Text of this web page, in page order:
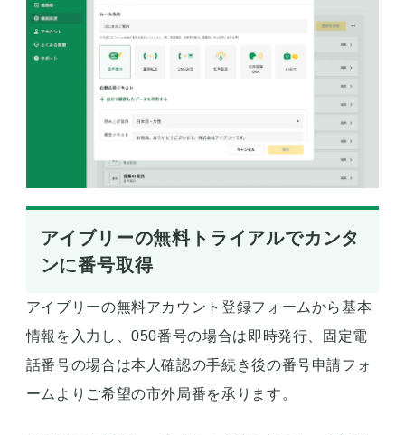
アイブリーの無料トライアルでカンタ
ンに番号取得
アイブリーの無料アカウント登録フォームから基本
情報を入力し、050番号の場合は即時発行、固定電
話番号の場合は本人確認の手続き後の番号申請フォ
ームよりご希望の市外局番を承ります。